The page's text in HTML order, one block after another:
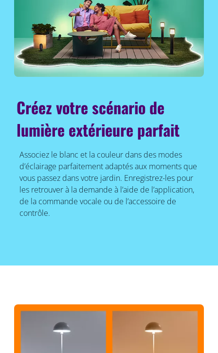
Créez votre scénario de
lumière extérieure parfait
Associez le blanc et la couleur dans des modes
d’éclairage parfaitement adaptés aux moments que
vous passez dans votre jardin. Enregistrez-les pour
les retrouver à la demande à l’aide de l’application,
de la commande vocale ou de l’accessoire de
contrôle.